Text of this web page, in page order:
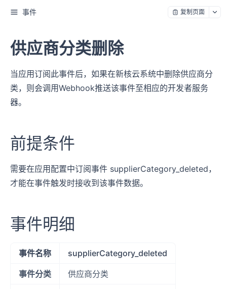
事件 复制页面
供应商分类删除
当应用订阅此事件后，如果在新核云系统中删除供应商分
类，则会调用Webhook推送该事件至相应的开发者服务
器。
前提条件
需要在应用配置中订阅事件 supplierCategory_deleted，
才能在事件触发时接收到该事件数据。
事件明细
事件名称 supplierCategory_deleted
事件分类 供应商分类